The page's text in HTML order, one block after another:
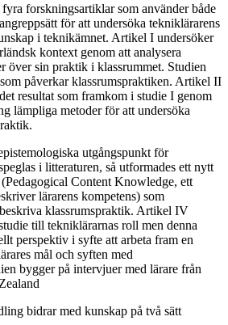
forskningsartiklar som använder både
för att undersöka tekniklärarens
i teknikämnet. Artikel I undersöker
kontext genom att analysera
över sin praktik i klassrummet. Studien
påverkar klassrumspraktiken. Artikel II
resultat som framkom i studie I genom
lämpliga metoder för att undersöka
utgångspunkt för
i litteraturen, så utformades ett nytt
Content Knowledge, ett
lärarens kompetens) som
klassrumspraktik. Artikel IV
till tekniklärarnas roll men denna
perspektiv i syfte att arbeta fram en
mål och syften med
bygger på intervjuer med lärare från
bidrar med kunskap på två sätt